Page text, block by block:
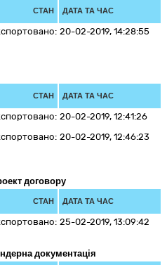
СТАН ДАТА ТА ЧАС
20-02-2019, 14:28:55
СТАН ДАТА ТА ЧАС
20-02-2019, 12:41:26
20-02-2019, 12:46:23
договору
СТАН ДАТА ТА ЧАС
25-02-2019, 13:09:42
документація